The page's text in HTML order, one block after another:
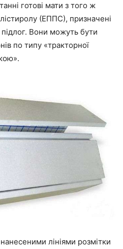
готові мати з того ж
(ЕППС), призначені
підлог. Вони можуть бути
по типу «тракторної
лініями розмітки